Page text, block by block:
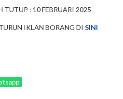
TUTUP : 10 FEBRUARI 2025
IKLAN BORANG DI SINI